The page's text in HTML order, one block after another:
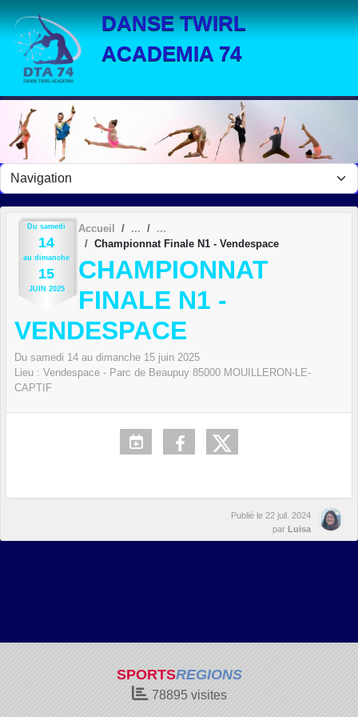
DANSE TWIRL
ACADEMIA 74
Du samedi
14
au dimanche
15
JUIN 2025
Accueil
Championnat Finale N1 - Vendespace
CHAMPIONNAT
FINALE N1 -
VENDESPACE
Du samedi 14 au dimanche 15 juin 2025
Lieu : Vendespace - Parc de Beaupuy 85000 MOUILLERON-LE-
CAPTIF
Publié le 22 juil. 2024
par Luisa
SPORTSREGIONS
78895visites